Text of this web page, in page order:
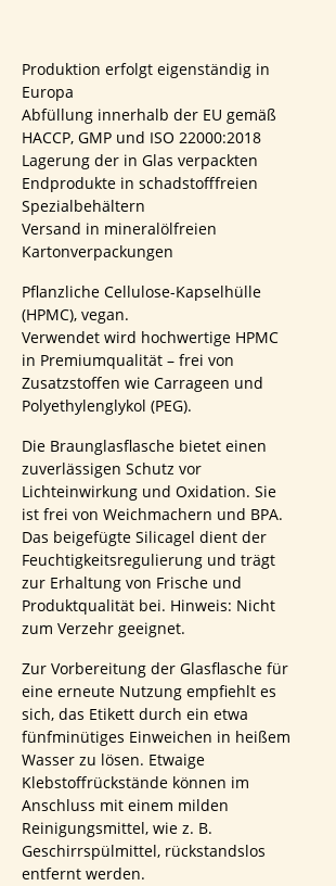
Produktion erfolgt eigenständig in
Europa
Abfüllung innerhalb der EU gemäß
HACCP, GMP und ISO 22000:2018
Lagerung der in Glas verpackten
Endprodukte in schadstofffreien
Spezialbehältern
Versand in mineralölfreien
Kartonverpackungen
Pflanzliche Cellulose-Kapselhülle
(HPMC), vegan.
Verwendet wird hochwertige HPMC
in Premiumqualität – frei von
Zusatzstoffen wie Carrageen und
Polyethylenglykol (PEG).
Die Braunglasflasche bietet einen
zuverlässigen Schutz vor
Lichteinwirkung und Oxidation. Sie
ist frei von Weichmachern und BPA.
Das beigefügte Silicagel dient der
Feuchtigkeitsregulierung und trägt
zur Erhaltung von Frische und
Produktqualität bei. Hinweis: Nicht
zum Verzehr geeignet.
Zur Vorbereitung der Glasflasche für
eine erneute Nutzung empfiehlt es
sich, das Etikett durch ein etwa
fünfminütiges Einweichen in heißem
Wasser zu lösen. Etwaige
Klebstoffrückstände können im
Anschluss mit einem milden
Reinigungsmittel, wie z. B.
Geschirrspülmittel, rückstandslos
entfernt werden.